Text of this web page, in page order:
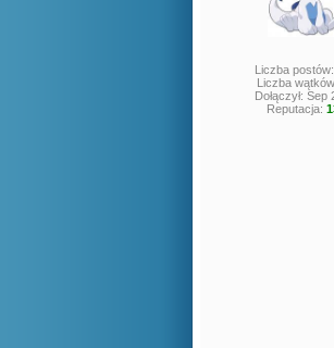
Liczba
Liczba
Dołączył: Sep
Reputacja: